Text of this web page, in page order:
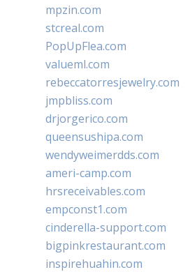
mpzin.com
stcreal.com
PopUpFlea.com
valueml.com
rebeccatorresjewelry.com
jmpbliss.com
drjorgerico.com
queensushipa.com
wendyweimerdds.com
ameri-camp.com
hrsreceivables.com
empconst1.com
cinderella-support.com
bigpinkrestaurant.com
inspirehuahin.com